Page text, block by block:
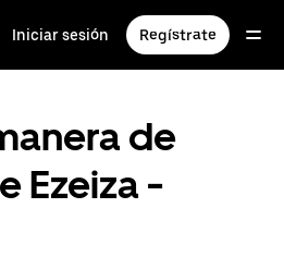
Iniciar sesión Regístrate
de
Ezeiza -